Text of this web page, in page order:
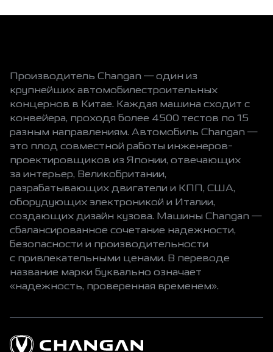
Производитель Changan — один из
крупнейших автомобилестроительных
концернов в Китае. Каждая машина сходит с
конвейера, проходя более 4500 тестов по 15
разным направлениям. Автомобиль Changan —
это плод совместной работы инженеров-
проектировщиков из Японии, отвечающих
за интерьер, Великобритании,
разрабатывающих двигатели и КПП, США,
оборудующих электроникой и Италии,
создающих дизайн кузова. Машины Changan —
сбалансированное сочетание надежности,
безопасности и производительности
с привлекательными ценами. В переводе
название марки буквально означает
«надежность, проверенная временем».